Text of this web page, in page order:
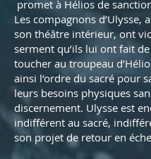
promet à Hélios de
Les compagnons d’Ulysse,
son théâtre intérieur, ont
serment qu’ils lui ont fait
toucher au troupeau
ainsi l’ordre du sacré pour
leurs besoins physiques
discernement. Ulysse est
indifférent au sacré,
son projet de retour en